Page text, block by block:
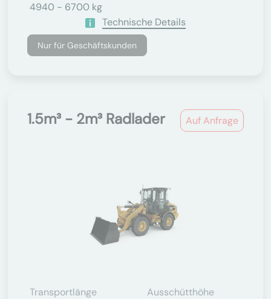
4940 - 6700 kg
Technische Details
Nur für Geschäftskunden
Auf Anfrage
1.5m³ - 2m³ Radlader
Transportlänge
Ausschütthöhe